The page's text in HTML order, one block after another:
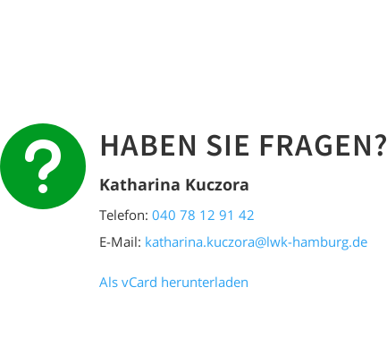
u HABEN SIE FRAGEN?
Katharina Kuczora
Telefon: 040 78 12 91 42
E-Mail: katharina.kuczora@lwk-hamburg.de
Als vCard herunterladen